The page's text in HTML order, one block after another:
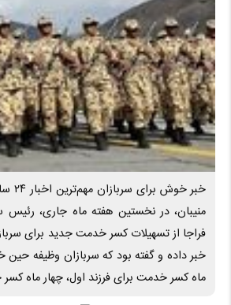
خبر
منیبان، در نخستین هفته ماه جاری، رئیس
فراجا از تسهیلات کسر خدمت جدید برای
خبر داده و گفته بود که سربازان وظیفه
ماه کسر خدمت برای فرزند اول، چهار ماه